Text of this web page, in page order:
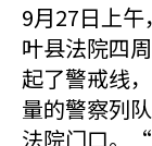
9月27日上午，
叶县法院四
起了警戒线
量的警察列
法院门口。